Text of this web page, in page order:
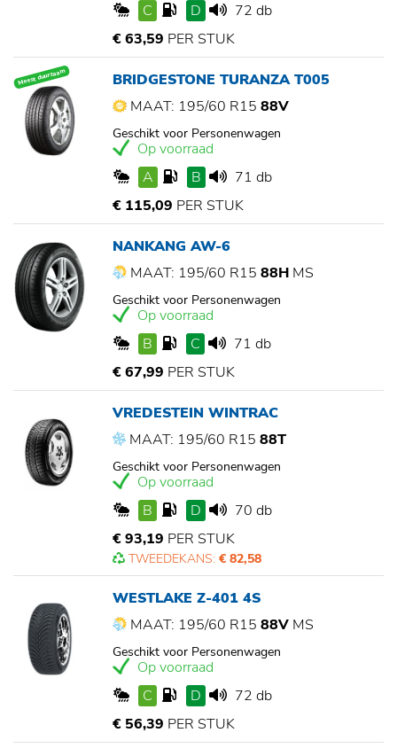
C
D
72 db
€ 63,59 PER STUK
Meest duurzaam
BRIDGESTONE TURANZA T005
MAAT: 195/60 R15 88V
Geschikt voor Personenwagen
Op voorraad
A
B
71 db
€ 115,09 PER STUK
NANKANG AW-6
MAAT: 195/60 R15 88H MS
Geschikt voor Personenwagen
Op voorraad
B
C
71 db
€ 67,99 PER STUK
VREDESTEIN WINTRAC
MAAT: 195/60 R15 88T
Geschikt voor Personenwagen
Op voorraad
B
D
70 db
€ 93,19 PER STUK
TWEEDEKANS: € 82,58
WESTLAKE Z-401 4S
MAAT: 195/60 R15 88V MS
Geschikt voor Personenwagen
Op voorraad
C
D
72 db
€ 56,39 PER STUK